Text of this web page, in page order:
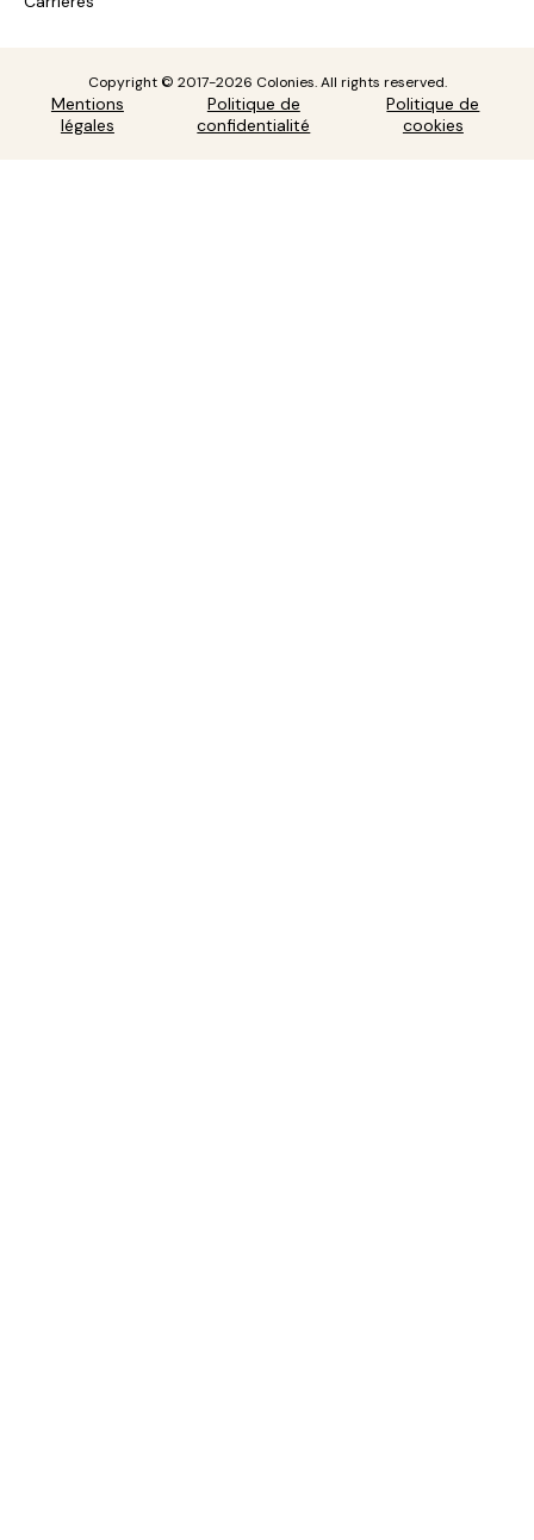
Copyright © 2017-2026 Colonies. All rights reserved.
Mentions
légales
Politique de
confidentialité
Politique de
cookies